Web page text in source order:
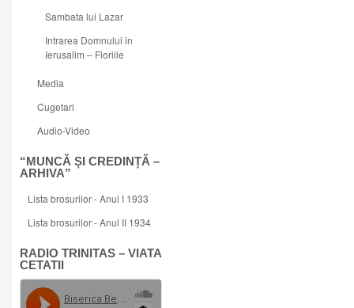
Sambata lui Lazar
Intrarea Domnului in
Ierusalim – Floriile
Media
Cugetari
Audio-Video
“MUNCĂ ȘI CREDINȚĂ –
ARHIVA”
Lista brosurilor - Anul I 1933
Lista brosurilor - Anul II 1934
RADIO TRINITAS – VIATA
CETATII